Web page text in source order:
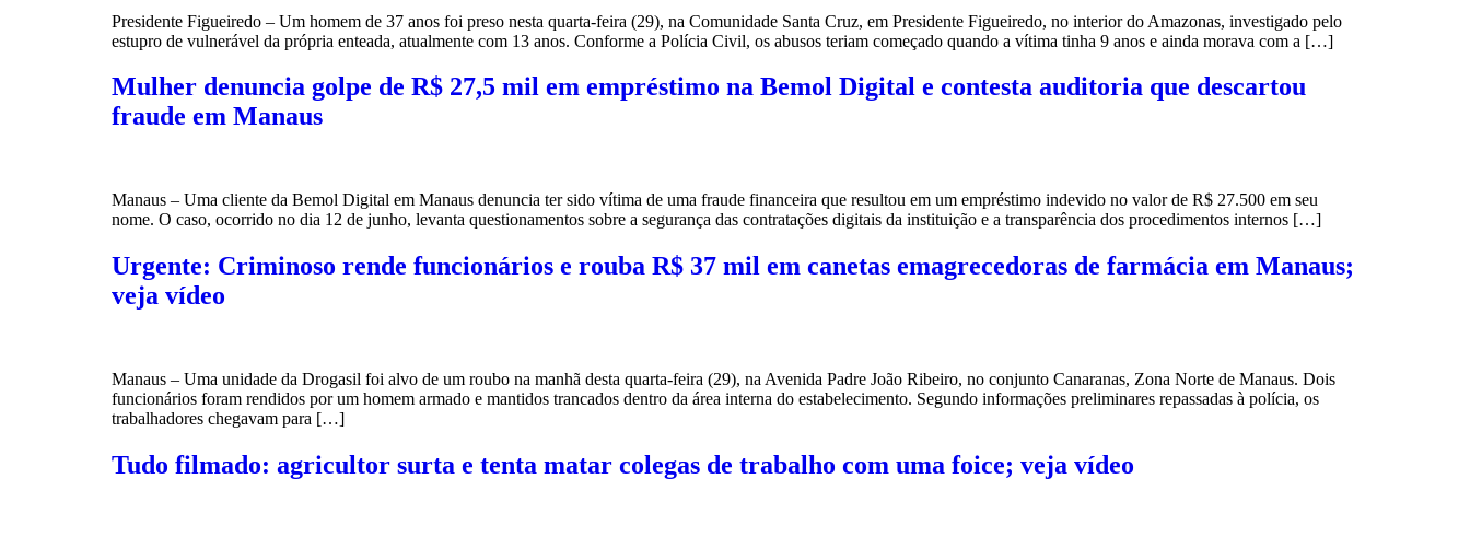
Presidente Figueiredo – Um homem de 37 anos foi preso nesta quarta-feira (29), na Comunidade Santa Cruz, em Presidente Figueiredo, no interior do Amazonas, investigado pelo
estupro de vulnerável da própria enteada, atualmente com 13 anos. Conforme a Polícia Civil, os abusos teriam começado quando a vítima tinha 9 anos e ainda morava com a […]
Mulher denuncia golpe de R$ 27,5 mil em empréstimo na Bemol Digital e contesta auditoria que descartou
fraude em Manaus
Manaus – Uma cliente da Bemol Digital em Manaus denuncia ter sido vítima de uma fraude financeira que resultou em um empréstimo indevido no valor de R$ 27.500 em seu
nome. O caso, ocorrido no dia 12 de junho, levanta questionamentos sobre a segurança das contratações digitais da instituição e a transparência dos procedimentos internos […]
Urgente: Criminoso rende funcionários e rouba R$ 37 mil em canetas emagrecedoras de farmácia em Manaus;
veja vídeo
Manaus – Uma unidade da Drogasil foi alvo de um roubo na manhã desta quarta-feira (29), na Avenida Padre João Ribeiro, no conjunto Canaranas, Zona Norte de Manaus. Dois
funcionários foram rendidos por um homem armado e mantidos trancados dentro da área interna do estabelecimento. Segundo informações preliminares repassadas à polícia, os
trabalhadores chegavam para […]
Tudo filmado: agricultor surta e tenta matar colegas de trabalho com uma foice; veja vídeo